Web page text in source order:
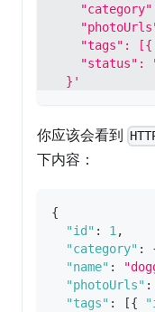
"tags":
"status":
  }'
你应该会看到
下内容：
{
"id" : 1 ,
"category" :
"name" :
"photoUrls" :
"tags" : [{